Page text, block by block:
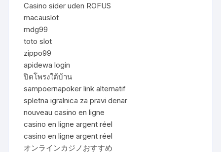
Casino sider uden ROFUS
macauslot
mdg99
toto slot
zippo99
apidewa login
ปิดโพรงใต้บ้าน
sampoernapoker link alternatif
spletna igralnica za pravi denar
nouveau casino en ligne
casino en ligne argent réel
casino en ligne argent réel
オンラインカジノおすすめ